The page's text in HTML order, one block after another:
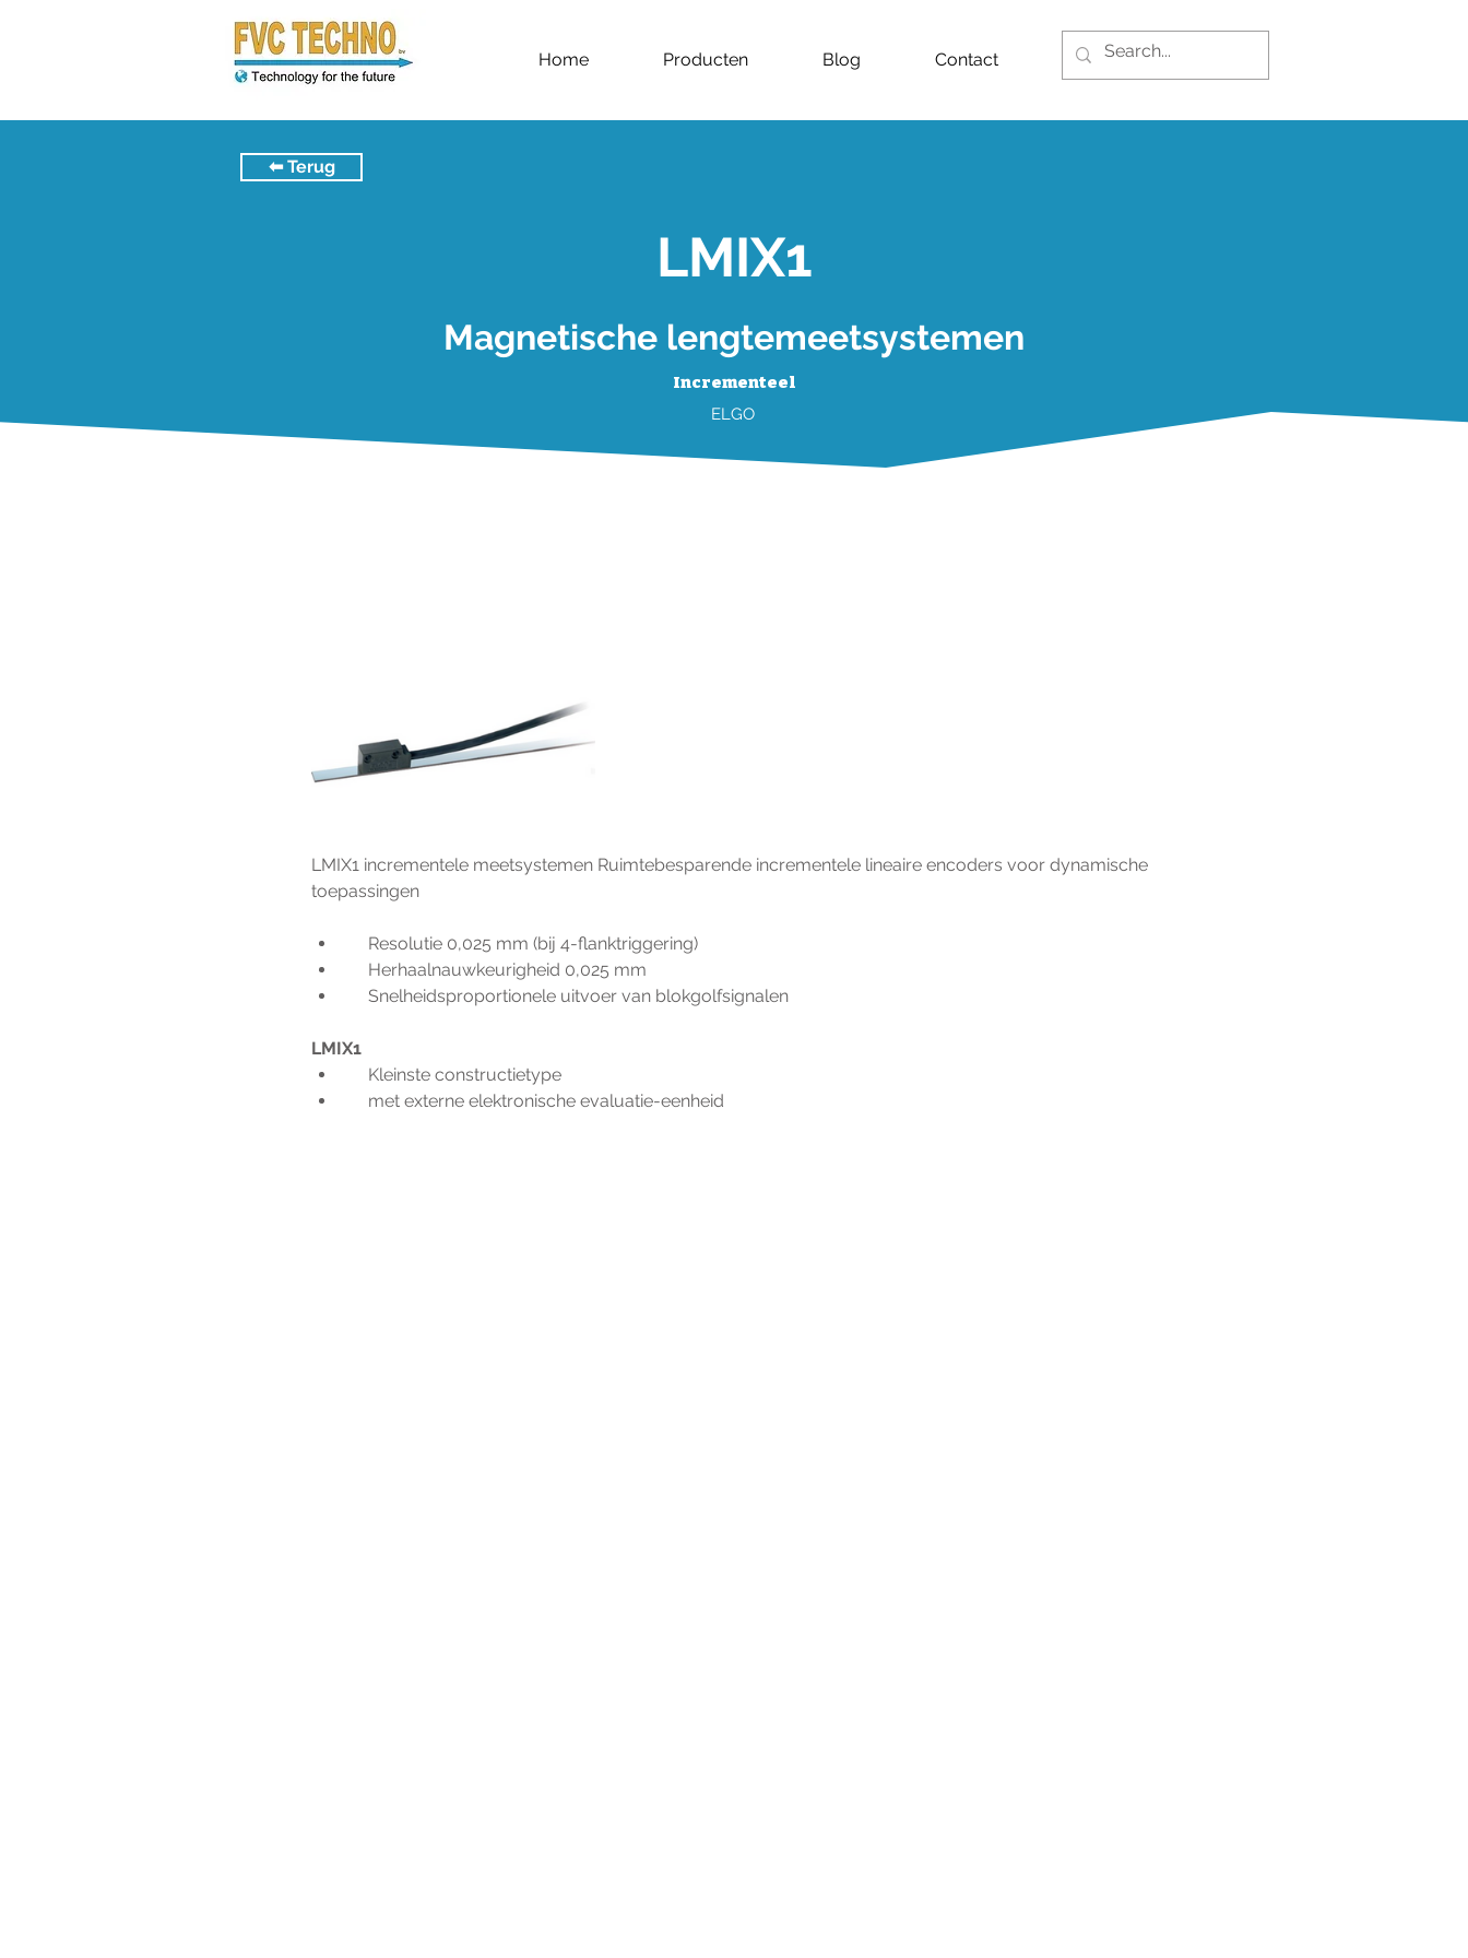
Home Producten Blog Contact
⬅︎ Terug
Magnetische lengtemeetsystemen
Incrementeel
ELGO
LMIX1 incrementele meetsystemen Ruimtebesparende incrementele lineaire encoders voor dynamische
toepassingen
     Resolutie 0,025 mm (bij 4-flanktriggering)
     Herhaalnauwkeurigheid 0,025 mm
     Snelheidsproportionele uitvoer van blokgolfsignalen
LMIX1
     Kleinste constructietype
     met externe elektronische evaluatie-eenheid
LMIX1